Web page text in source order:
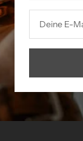
Deine E-